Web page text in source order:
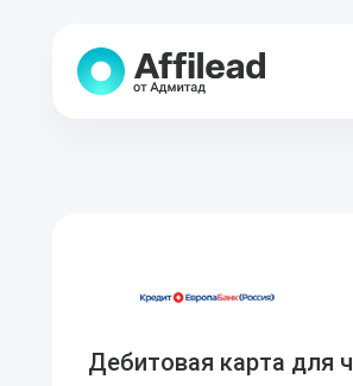
Дебитовая карта для